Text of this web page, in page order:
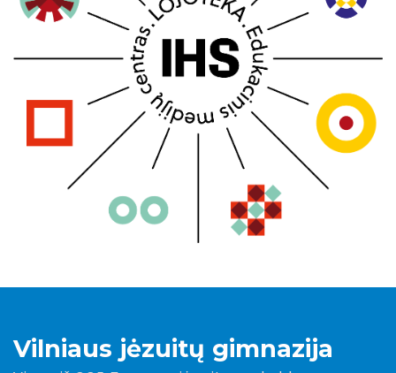
Vilniaus jėzuitų gimnazija